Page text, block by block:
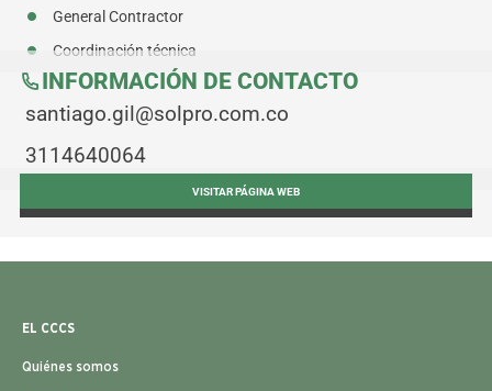
General Contractor
Coordinación técnica
INFORMACIÓN DE CONTACTO
santiago.gil@solpro.com.co
3114640064
VISITAR PÁGINA WEB
EL CCCS
Quiénes somos